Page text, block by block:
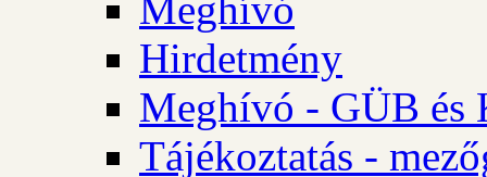
Meghívó
Hirdetmény
Meghívó - GÜB és
Tájékoztatás -